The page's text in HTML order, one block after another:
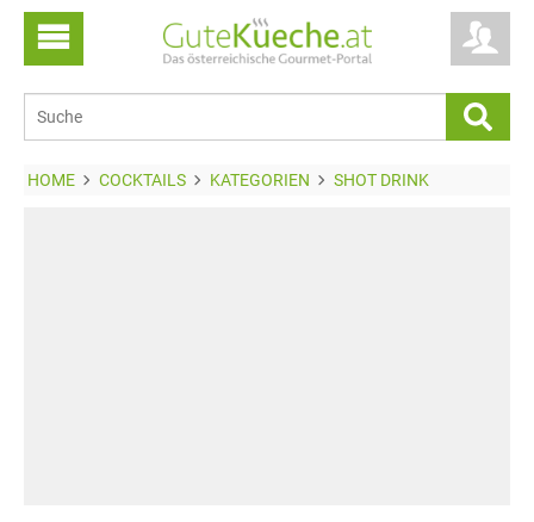
HOME COCKTAILS KATEGORIEN SHOT DRINK